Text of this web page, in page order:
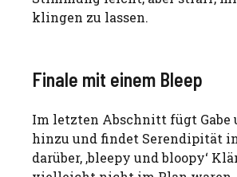
klingen zu lassen.
Finale mit einem Bleep
Im letzten Abschnitt fügt
hinzu und findet Serendipität
darüber, ‚bleepy und bloopy‘